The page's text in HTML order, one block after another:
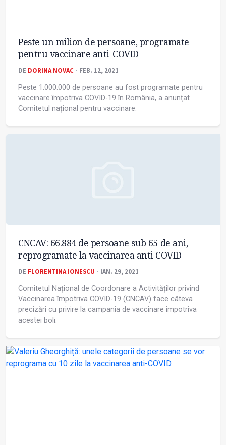
Peste un milion de persoane, programate
pentru vaccinare anti-COVID
DE DORINA NOVAC - FEB. 12, 2021
Peste 1.000.000 de persoane au fost programate pentru
vaccinare împotriva COVID-19 în România, a anunțat
Comitetul național pentru vaccinare.
CNCAV: 66.884 de persoane sub 65 de ani,
reprogramate la vaccinarea anti COVID
DE FLORENTINA IONESCU - IAN. 29, 2021
Comitetul Național de Coordonare a Activităților privind
Vaccinarea împotriva COVID-19 (CNCAV) face câteva
precizări cu privire la campania de vaccinare împotriva
acestei boli.